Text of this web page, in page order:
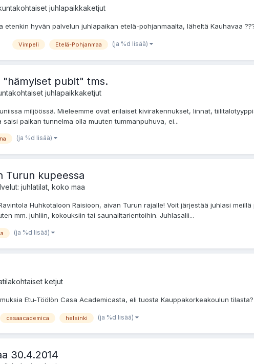
juhlapaikkaketjut
etenkin hyvän palvelun juhlapaikan etelä-pohjanmaalta, läheltä Kauhavaa
Vimpeli Etelä-Pohjanmaa (ja %d lisää)
"hämyiset pubit" tms.
juhlapaikkaketjut
miljöössä. Mieleemme ovat erilaiset kivirakennukset, linnat,
paikan tunnelma olla muuten tummanpuhuva, ei...
(ja %d lisää)
Turun kupeessa
juhlatilat, koko maa
Huhkotaloon Raisioon, aivan Turun rajalle! Voit järjestää juhlasi
mm. juhliin, kokouksiin tai saunailtarientoihin. Juhlasalii...
(ja %d lisää)
ketjut
Etu-Töölön Casa Academicasta, eli tuosta Kauppakorkeakoulun tilasta?
casaacademica helsinki (ja %d lisää)
30.4.2014